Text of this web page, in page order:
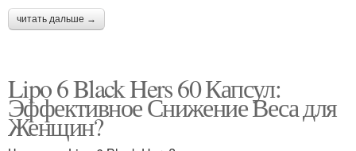
читать дальше →
Lipo 6 Black Hers 60 Капсул:
Эффективное Снижение Веса для
Женщин?